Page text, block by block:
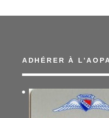
ADHÉRER À